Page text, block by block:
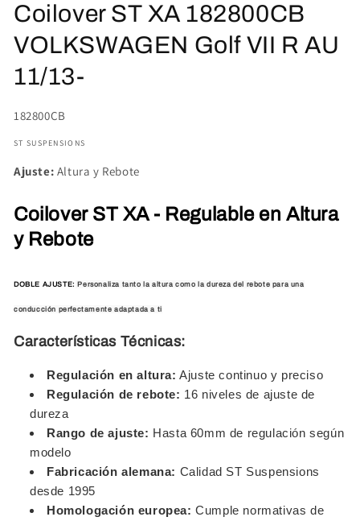
una
ventana
modal
Coilover ST XA 182800CB
VOLKSWAGEN Golf VII R AU
11/13-
SKU:
182800CB
ST SUSPENSIONS
Ajuste: Altura y Rebote
Coilover ST XA - Regulable en Altura
y Rebote
DOBLE AJUSTE: Personaliza tanto la altura como la dureza del rebote para una
conducción perfectamente adaptada a ti
Características Técnicas:
Regulación en altura: Ajuste continuo y preciso
Regulación de rebote: 16 niveles de ajuste de
dureza
Rango de ajuste: Hasta 60mm de regulación según
modelo
Fabricación alemana: Calidad ST Suspensions
desde 1995
Homologación europea: Cumple normativas de